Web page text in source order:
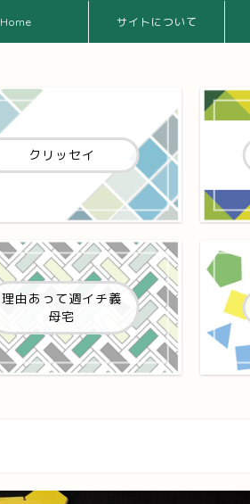
Home サイトについて
クリッセイ
理由あって週イチ義
母宅